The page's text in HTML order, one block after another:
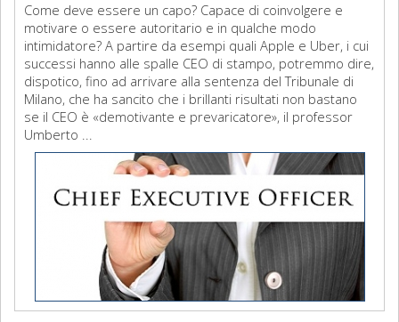
Come deve essere un capo? Capace di coinvolgere e
motivare o essere autoritario e in qualche modo
intimidatore? A partire da esempi quali Apple e Uber, i cui
successi hanno alle spalle CEO di stampo, potremmo dire,
dispotico, fino ad arrivare alla sentenza del Tribunale di
Milano, che ha sancito che i brillanti risultati non bastano
se il CEO è «demotivante e prevaricatore», il professor
Umberto ...